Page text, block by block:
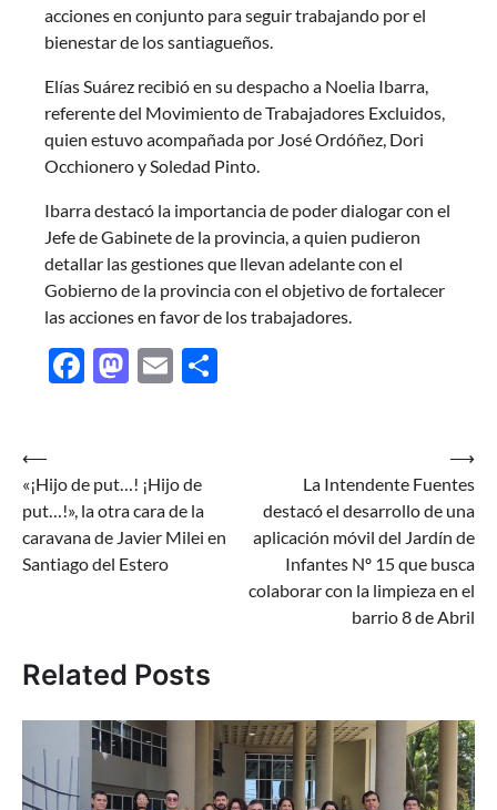
acciones en conjunto para seguir trabajando por el
bienestar de los santiagueños.
Elías Suárez recibió en su despacho a Noelia Ibarra,
referente del Movimiento de Trabajadores Excluidos,
quien estuvo acompañada por José Ordóñez, Dori
Occhionero y Soledad Pinto.
Ibarra destacó la importancia de poder dialogar con el
Jefe de Gabinete de la provincia, a quien pudieron
detallar las gestiones que llevan adelante con el
Gobierno de la provincia con el objetivo de fortalecer
las acciones en favor de los trabajadores.
Facebook
Mastodon
Email
Navegación
de
entradas
⟵
«¡Hijo de put…! ¡Hijo de
put…!», la otra cara de la
caravana de Javier Milei en
Santiago del Estero
La Intendente Fuentes
destacó el desarrollo de una
aplicación móvil del Jardín de
Infantes Nº 15 que busca
colaborar con la limpieza en el
barrio 8 de Abril
⟶
Related Posts